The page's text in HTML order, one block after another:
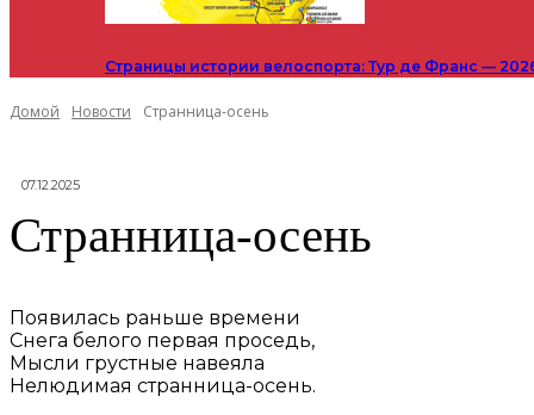
Страницы истории велоспорта: Тур де Франс —
Домой Новости Странница-осень
07.12.2025
Странница-осень
Появилась раньше времени
Снега белого первая проседь,
Мысли грустные навеяла
Нелюдимая странница-осень.